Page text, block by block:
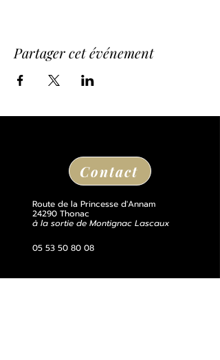
Partager cet événement
Contact
Route de la Princesse d'Annam
24290 Thonac
à la sortie de Montignac Lascaux
05 53 50 80 08
losse@chateaudelosse.com